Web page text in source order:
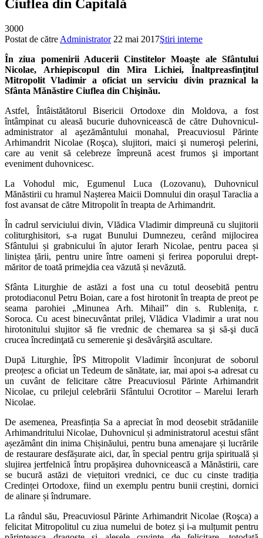
Ciuflea din Capitală
3000
Postat de către Administrator 22 mai 2017Ştiri interne
În ziua pomenirii Aducerii Cinstitelor Moaşte ale Sfântului
Nicolae, Arhiepiscopul din Mira Lichiei, Înaltpreasfinţitul
Mitropolit Vladimir a oficiat un serviciu divin praznical la
Sfânta Mănăstire Ciuflea din Chişinău.
Astfel, Întâistătătorul Bisericii Ortodoxe din Moldova, a fost
întâmpinat cu aleasă bucurie duhovnicească de către Duhovnicul-
administrator al aşezământului monahal, Preacuviosul Părinte
Arhimandrit Nicolae (Roşca), slujitori, maici şi numeroşi pelerini,
care au venit să celebreze împreună acest frumos şi important
eveniment duhovnicesc.
La Vohodul mic, Egumenul Luca (Lozovanu), Duhovnicul
Mănăstirii cu hramul Nașterea Maicii Domnului din orașul Taraclia a
fost avansat de către Mitropolit în treapta de Arhimandrit.
În cadrul serviciului divin, Vlădica Vladimir dimpreună cu slujitorii
coliturghisitori, s-a rugat Bunului Dumnezeu, cerând mijlocirea
Sfântului și grabnicului în ajutor Ierarh Nicolae, pentru pacea și
liniștea țării, pentru unire între oameni și ferirea poporului drept-
măritor de toată primejdia cea văzută și nevăzută.
Sfânta Liturghie de astăzi a fost una cu totul deosebită pentru
protodiaconul Petru Boian, care a fost hirotonit în treapta de preot pe
seama parohiei „Minunea Arh. Mihail” din s. Rublenița, r.
Soroca. Cu acest binecuvântat prilej, Vlădica Vladimir a urat nou
hirotonitului slujitor să fie vrednic de chemarea sa şi să-şi ducă
crucea încredinţată cu semerenie şi desăvârşită ascultare.
După Liturghie, ÎPS Mitropolit Vladimir înconjurat de soborul
preoțesc a oficiat un Tedeum de sănătate, iar, mai apoi s-a adresat cu
un cuvânt de felicitare către Preacuviosul Părinte Arhimandrit
Nicolae, cu prilejul celebrării Sfântului Ocrotitor – Marelui Ierarh
Nicolae.
De asemenea, Preasfinția Sa a apreciat în mod deosebit strădaniile
Arhimandritului Nicolae, Duhovnicul și administratorul acestui sfânt
așezământ din inima Chișinăului, pentru buna amenajare și lucrările
de restaurare desfășurate aici, dar, în special pentru grija spirituală și
slujirea jertfelnică întru propășirea duhovnicească a Mănăstirii, care
se bucură astăzi de viețuitori vrednici, ce duc cu cinste tradiția
Credinței Ortodoxe, fiind un exemplu pentru bunii creștini, dornici
de alinare și îndrumare.
La rândul său, Preacuviosul Părinte Arhimandrit Nicolae (Roşca) a
felicitat Mitropolitul cu ziua numelui de botez și i-a mulțumit pentru